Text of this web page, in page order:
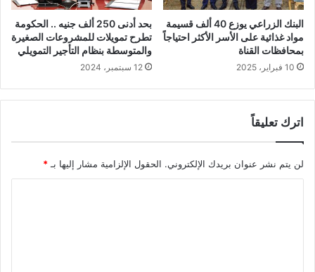
البنك الزراعي يوزع 40 ألف قسيمة
مواد غذائية على الأسر الأكثر احتياجاً
بمحافظات القناة
10 فبراير، 2025
بحد أدنى 250 ألف جنيه .. الحكومة
تطرح تمويلات للمشروعات الصغيرة
والمتوسطة بنظام التأجير التمويلي
12 سبتمبر، 2024
اترك تعليقاً
لن يتم نشر عنوان بريدك الإلكتروني. الحقول الإلزامية مشار إليها بـ *